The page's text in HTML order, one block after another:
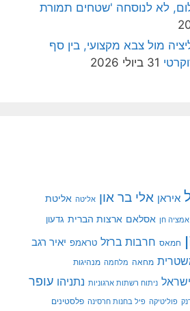
לא לנוסחה 'שטחים תמורת
מול צבא מקצועי, בין סף
31 ביולי 2026
איראן אלי בר און אליטה אליטת
אמציה חן אסלאם ארצות הברית גדעון
חמאס חרבות ברזל טראמפ יאיר רגב
מחאה מלחמה מנהיגות
ניתוח רשתות ארגוניות נתניהו עופר
פוליטיקה פיל בחנות חרסינה פלסטינים